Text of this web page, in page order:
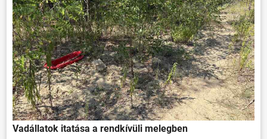
Vadállatok itatása a rendkívüli melegben